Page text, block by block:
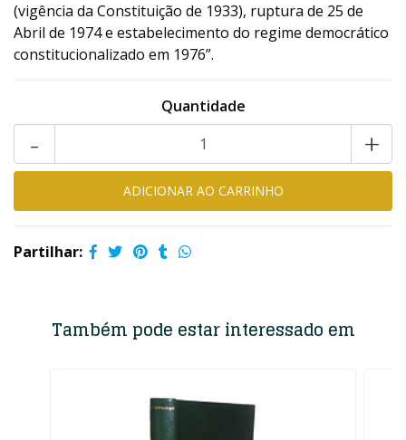
(vigência da Constituição de 1933), ruptura de 25 de
Abril de 1974 e estabelecimento do regime democrático
constitucionalizado em 1976”.
Quantidade
+
-
Partilhar:
Também pode estar interessado em